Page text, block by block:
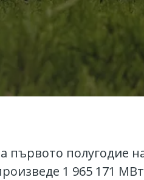
първото полугодие
1 965 171